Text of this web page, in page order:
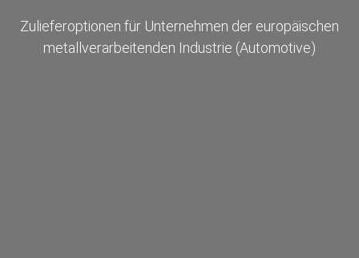
Zulieferoptionen für Unternehmen der europäischen
metallverarbeitenden Industrie (Automotive)